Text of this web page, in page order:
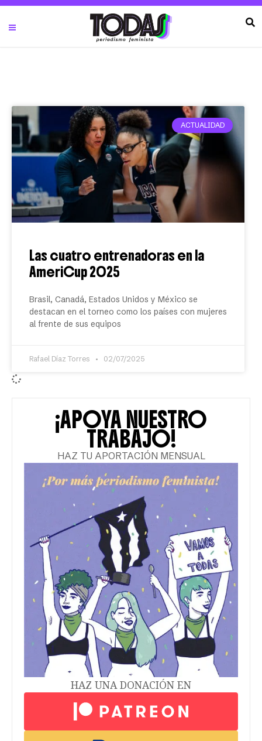
ACTUALIDAD
Las cuatro entrenadoras en la
AmeriCup 2025
Brasil, Canadá, Estados Unidos y México se
destacan en el torneo como los países con mujeres
al frente de sus equipos
Rafael Díaz Torres 02/07/2025
¡APOYA NUESTRO
TRABAJO!
HAZ TU APORTACIÓN MENSUAL
HAZ UNA DONACIÓN EN